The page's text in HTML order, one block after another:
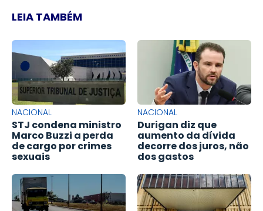
LEIA TAMBÉM
NACIONAL
STJ condena ministro
Marco Buzzi a perda
de cargo por crimes
sexuais
NACIONAL
Durigan diz que
aumento da dívida
decorre dos juros, não
dos gastos